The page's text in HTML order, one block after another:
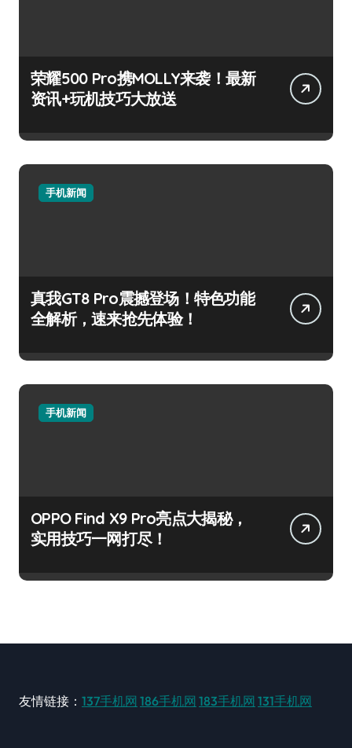
荣耀500 Pro携MOLLY来袭！最新
资讯+玩机技巧大放送
手机新闻
真我GT8 Pro震撼登场！特色功能
全解析，速来抢先体验！
手机新闻
OPPO Find X9 Pro亮点大揭秘，
实用技巧一网打尽！
友情链接： 137手机网 186手机网 183手机网 131手机网